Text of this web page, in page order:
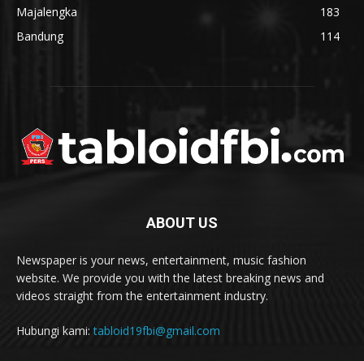
Majalengka
183
Bandung
114
ABOUT US
Newspaper is your news, entertainment, music fashion
website. We provide you with the latest breaking news and
videos straight from the entertainment industry.
Hubungi kami:tabloid19fbi@gmail.com